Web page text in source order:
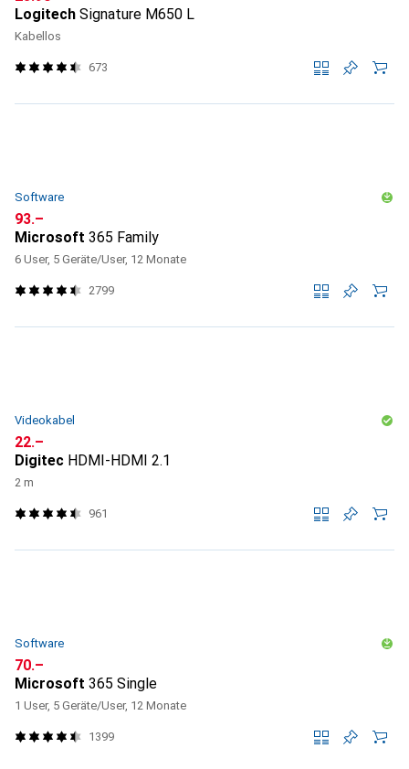
Logitech Signature M650 L
Kabellos
673
Software
CHF
93.–
Microsoft 365 Family
6 User, 5 Geräte/User, 12 Monate
2799
Videokabel
CHF
22.–
Digitec HDMI-HDMI 2.1
2 m
961
Software
CHF
70.–
Microsoft 365 Single
1 User, 5 Geräte/User, 12 Monate
1399